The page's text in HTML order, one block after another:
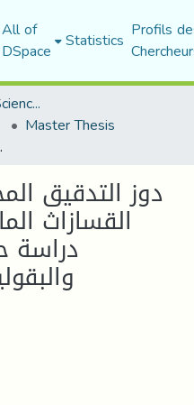
All of
DSpace Statistics Profils
Faculty of Economic Sciences, Commerce and Management Sciences
Master Thesis
دوز التدقيق المحاسبي
دوز التدقيق
القسازاث
دراسة